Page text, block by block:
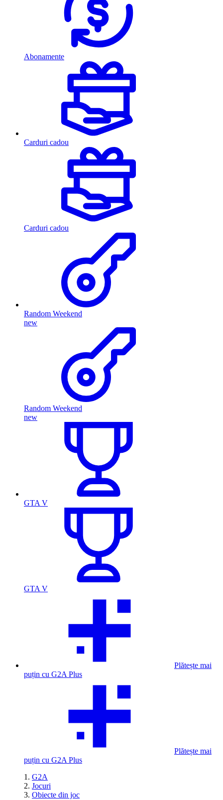
Abonamente
Carduri cadou
Carduri cadou
Random Weekend
new
Random Weekend
new
GTA V
GTA V
Plătește mai
puțin cu G2A Plus
Plătește mai
puțin cu G2A Plus
G2A
Jocuri
Obiecte din joc